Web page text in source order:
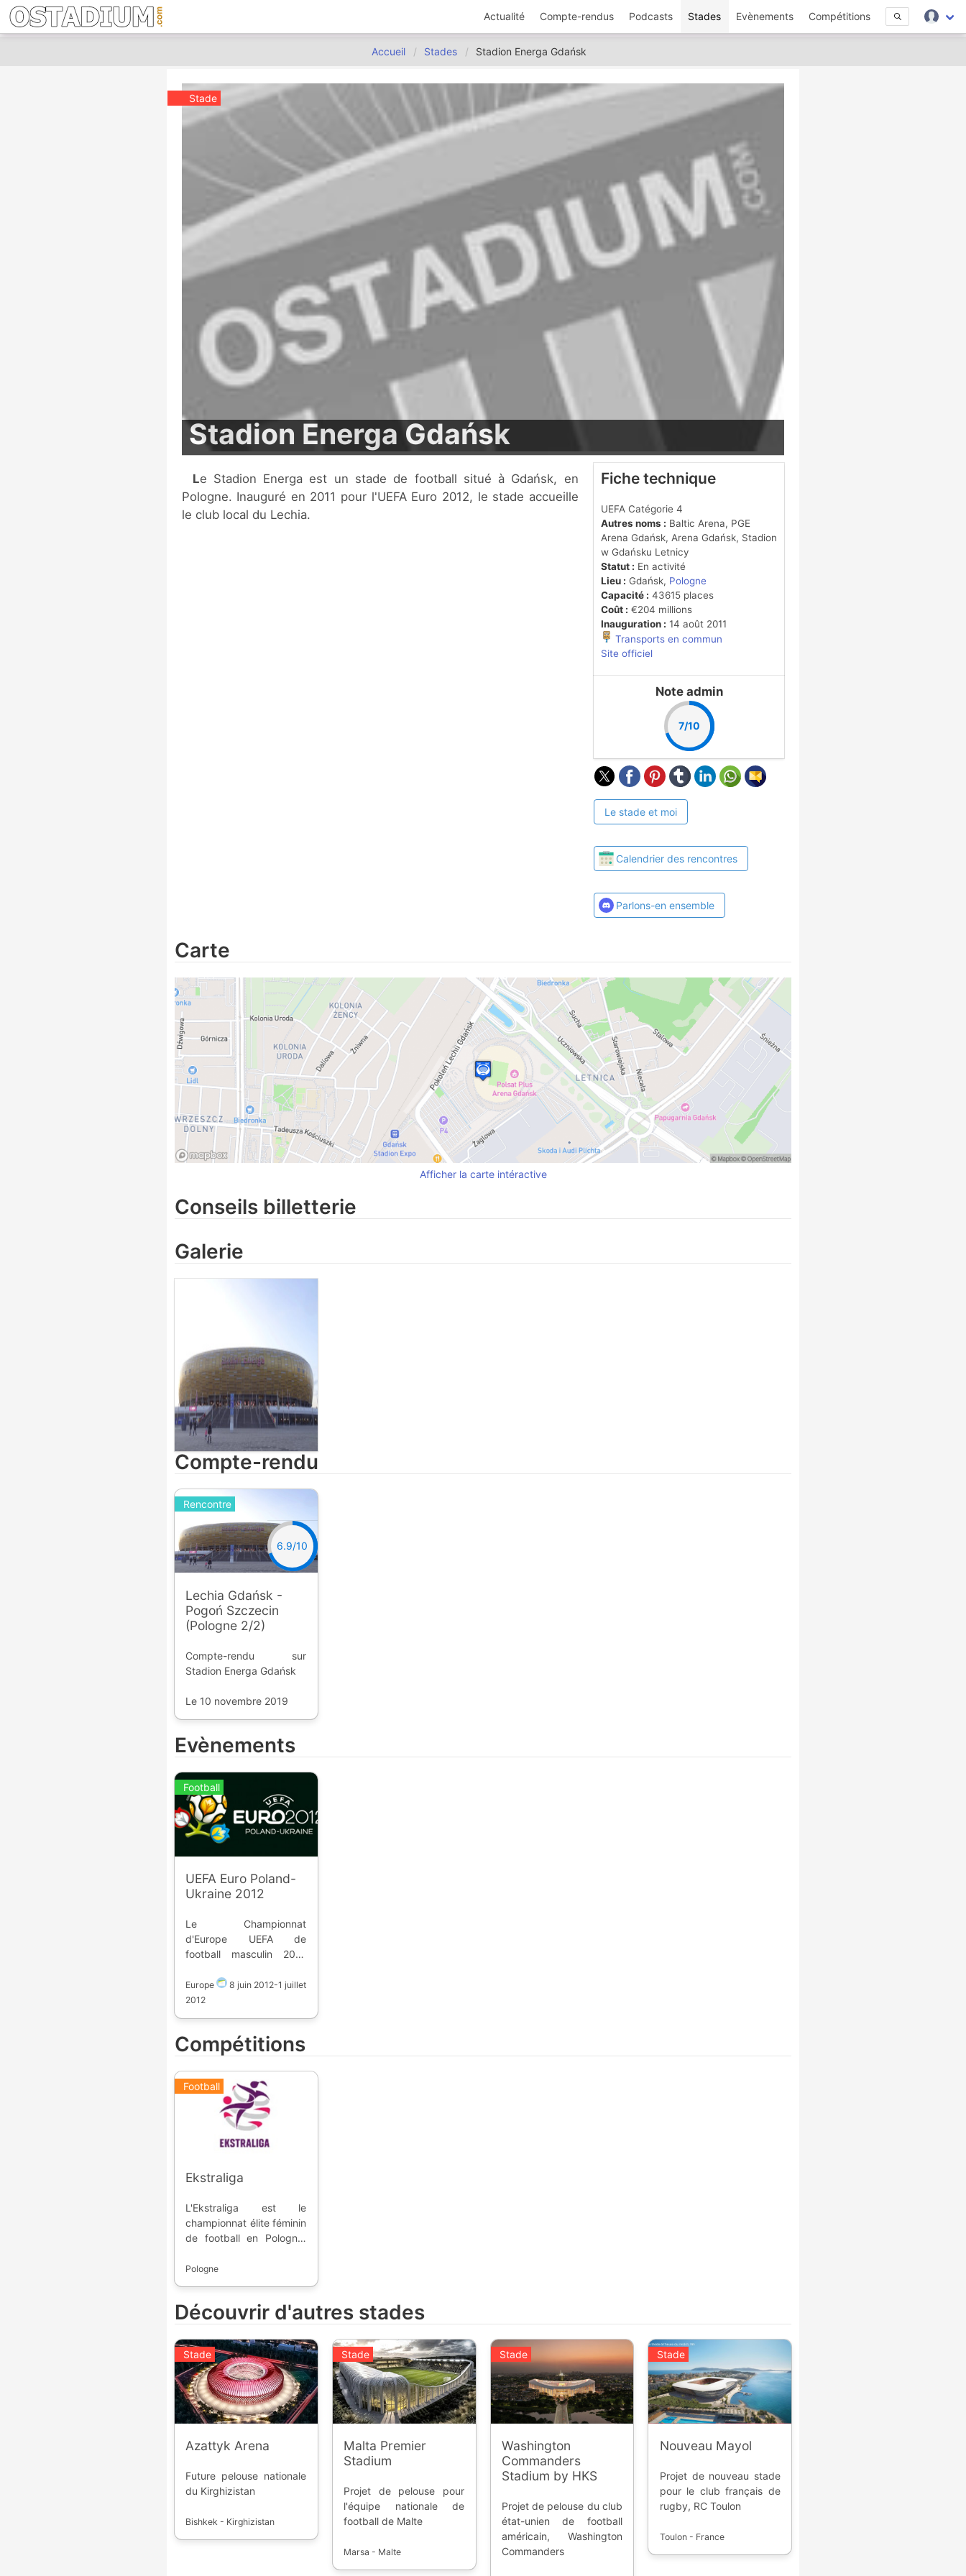
Actualité Compte-rendus Podcasts Stades Evènements Compétitions
Accueil Stades Stadion Energa Gdańsk
Stade
Stadion Energa Gdańsk
Le Stadion Energa est un stade de football situé à Gdańsk, en
Pologne. Inauguré en 2011 pour l'UEFA Euro 2012, le stade accueille
le club local du Lechia.
Fiche technique
UEFA Catégorie 4
Autres noms : Baltic Arena, PGE
Arena Gdańsk, Arena Gdańsk, Stadion
w Gdańsku Letnicy
Statut : En activité
Lieu : Gdańsk, Pologne
Capacité : 43615 places
Coût : €204 millions
Inauguration : 14 août 2011
Transports en commun
Site officiel
Note admin
7/10
Le stade et moi
Calendrier des rencontres
Parlons-en ensemble
Carte
Afficher la carte intéractive
Conseils billetterie
Galerie
Compte-rendu
6.9/10
Rencontre
Lechia Gdańsk -
Pogoń Szczecin
(Pologne 2/2)
Compte-rendu sur
Stadion Energa Gdańsk
Le 10 novembre 2019
Evènements
Football
UEFA Euro Poland-
Ukraine 2012
Le Championnat
d'Europe UEFA de
football masculin 2012
édition de la compétition.
Il a eu lieu en Pologne et
1. Espagne 2. Italie
Europe 8 juin 2012-1 juillet
2012
Compétitions
Football
Ekstraliga
L'Ekstraliga est le
championnat élite féminin
de football en Pologne.
permet aux équipes de
des Champions.
Pologne
Découvrir d'autres stades
Stade
Azattyk Arena
Future pelouse nationale
du Kirghizistan
Bishkek - Kirghizistan
Stade
Malta Premier
Stadium
Projet de pelouse pour
l'équipe nationale de
football de Malte
Marsa - Malte
Stade
Washington
Commanders
Stadium by HKS
Projet de pelouse du club
état-unien de football
américain, Washington
Commanders
Stade
Nouveau Mayol
Projet de nouveau stade
pour le club français de
rugby, RC Toulon
Toulon - France